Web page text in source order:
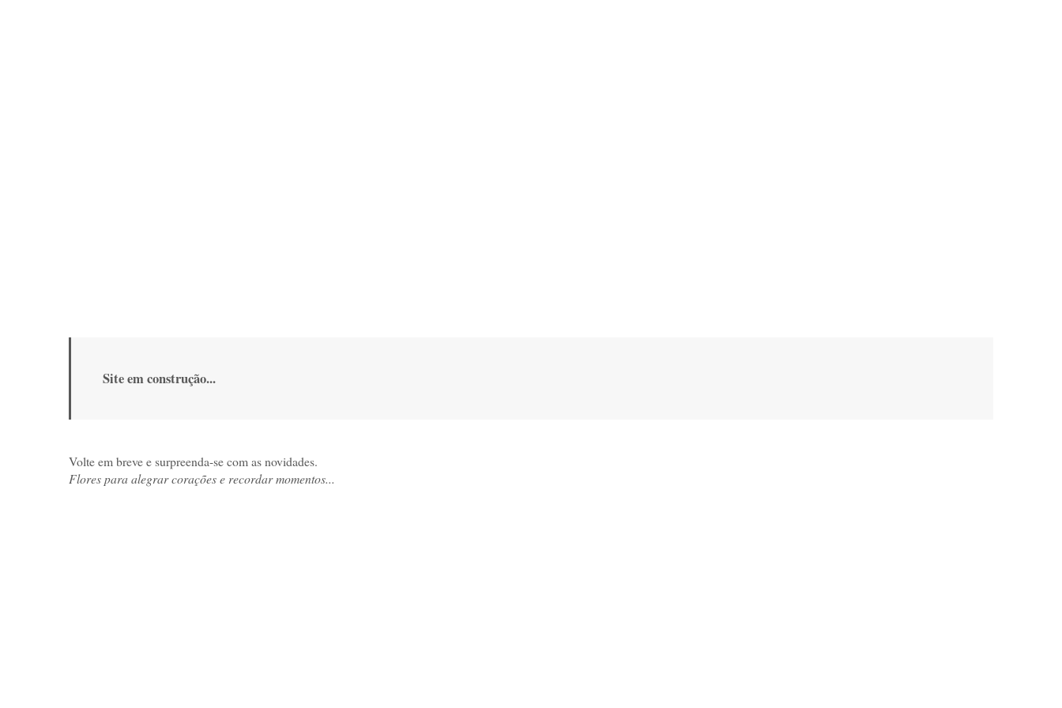
Site em construção...
Volte em breve e surpreenda-se com as novidades.
Flores para alegrar corações e recordar momentos...